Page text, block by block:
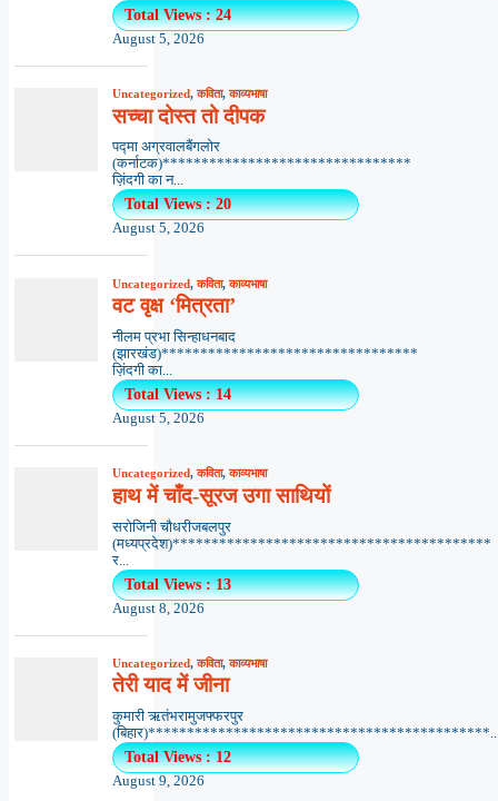
Total Views : 24
August 5, 2026
Uncategorized,कविता,काव्यभाषा
सच्चा दोस्त तो दीपक
पद्मा अग्रवालबैंगलोर
(कर्नाटक)********************************
ज़िंदगी का न...
Total Views : 20
August 5, 2026
Uncategorized,कविता,काव्यभाषा
वट वृक्ष ‘मित्रता’
नीलम प्रभा सिन्हाधनबाद
(झारखंड)*********************************
ज़िंदगी का...
Total Views : 14
August 5, 2026
Uncategorized,कविता,काव्यभाषा
हाथ में चाँद-सूरज उगा साथियों
सरोजिनी चौधरीजबलपुर
(मध्यप्रदेश)*****************************************
र...
Total Views : 13
August 8, 2026
Uncategorized,कविता,काव्यभाषा
तेरी याद में जीना
कुमारी ऋतंभरामुजफ्फरपुर
Total Views : 12
August 9, 2026